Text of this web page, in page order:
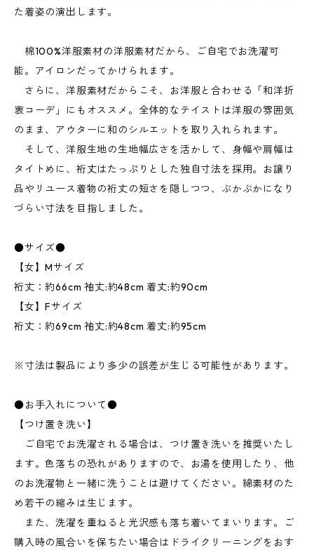
た着姿の演出します。
棉100%洋服素材の洋服素材だから、ご自宅でお洗濯可
能。アイロンだってかけられます。
さらに、洋服素材だからこそ、お洋服と合わせる「和洋折
衷コーデ」にもオススメ。全体的なテイストは洋服の雰囲気
のまま、アウターに和のシルエットを取り入れられます。
そして、洋服生地の生地幅広さを活かして、身幅や肩幅は
タイトめに、裄丈はたっぷりとした独自寸法を採用。お譲り
品やリユース着物の裄丈の短さを隠しつつ、ぶかぶかになり
づらい寸法を目指しました。
●サイズ●
【女】Mサイズ
裄丈：約66cm 袖丈:約48cm 着丈:約90cm
【女】Fサイズ
裄丈：約69cm 袖丈:約48cm 着丈:約95cm
※寸法は製品により多少の誤差が生じる可能性があります。
●お手入れについて●
【つけ置き洗い】
ご自宅でお洗濯される場合は、つけ置き洗いを推奨いたし
ます。色落ちの恐れがありますので、お湯を使用したり、他
のお洗濯物と一緒に洗うことは避けてください。綿素材のた
め若干の縮みは生じます。
また、洗濯を重ねると光沢感も落ち着いてまいります。ご
購入時の風合いを保ちたい場合はドライクリーニングをおす